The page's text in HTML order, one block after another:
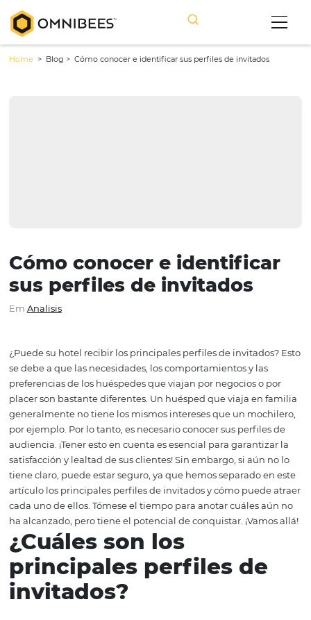
Cómo conocer e
Em Analisis
¿Puede su hotel recibir los principales perfiles de
se debe a que las necesidades, los comportamientos y
preferencias de los huéspedes que viajan por negocios
placer son bastante diferentes. Un huésped que viaja
generalmente no tiene los mismos intereses que un
por ejemplo. Por lo tanto, es necesario conocer sus
audiencia. ¡Tener esto en cuenta es esencial para
satisfacción y lealtad de sus clientes! Sin embargo, si
tiene claro, puede estar seguro, ya que hemos separado
artículo los principales perfiles de invitados y cómo
cada uno de ellos. Tómese el tiempo para anotar cuáles